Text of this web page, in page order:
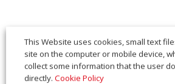
This Website uses cookies, small text
site on the computer or mobile device,
collect some information that the user
directly. Cookie Policy